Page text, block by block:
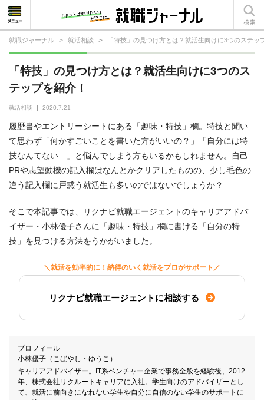
就職ジャーナル > 就活相談 > 「特技」の見つけ方とは？就活生向けに3つのステッ
「特技」の見つけ方とは？就活生向けに3つのス
テップを紹介！
就活相談 2020.7.21
履歴書やエントリーシートにある「趣味・特技」欄。特技と聞い
て思わず「何かすごいことを書いた方がいいの？」「自分には特
技なんてない…」と悩んでしまう方もいるかもしれません。自己
PRや志望動機の記入欄はなんとかクリアしたものの、少し毛色の
違う記入欄に戸惑う就活生も多いのではないでしょうか？
そこで本記事では、リクナビ就職エージェントのキャリアアドバ
イザー・小林優子さんに「趣味・特技」欄に書ける「自分の特
技」を見つける方法をうかがいました。
＼就活を効率的に！納得のいく就活をプロがサポート／
リクナビ就職エージェントに相談する
プロフィール
小林優子（こばやし・ゆうこ）
キャリアアドバイザー。IT系ベンチャー企業で事務全般を経験後、2012
年、株式会社リクルートキャリアに入社。学生向けのアドバイザーとし
て、就活に前向きになれない学生や自分に自信のない学生のサポートに
就活相談
就活ノウハウ
仕事の選び方・ヒント
仕事とは？
就活コラム